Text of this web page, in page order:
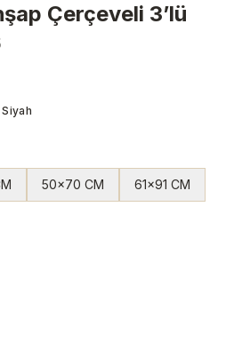
Çerçeveli 3’lü
Siyah
50x70 CM 61x91 CM